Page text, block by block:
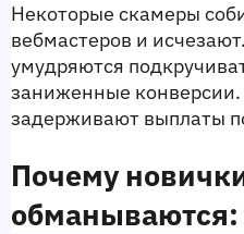
Некоторые скамеры
вебмастеров и
умудряются
заниженные
задерживают выплаты
Почему
обманываются: